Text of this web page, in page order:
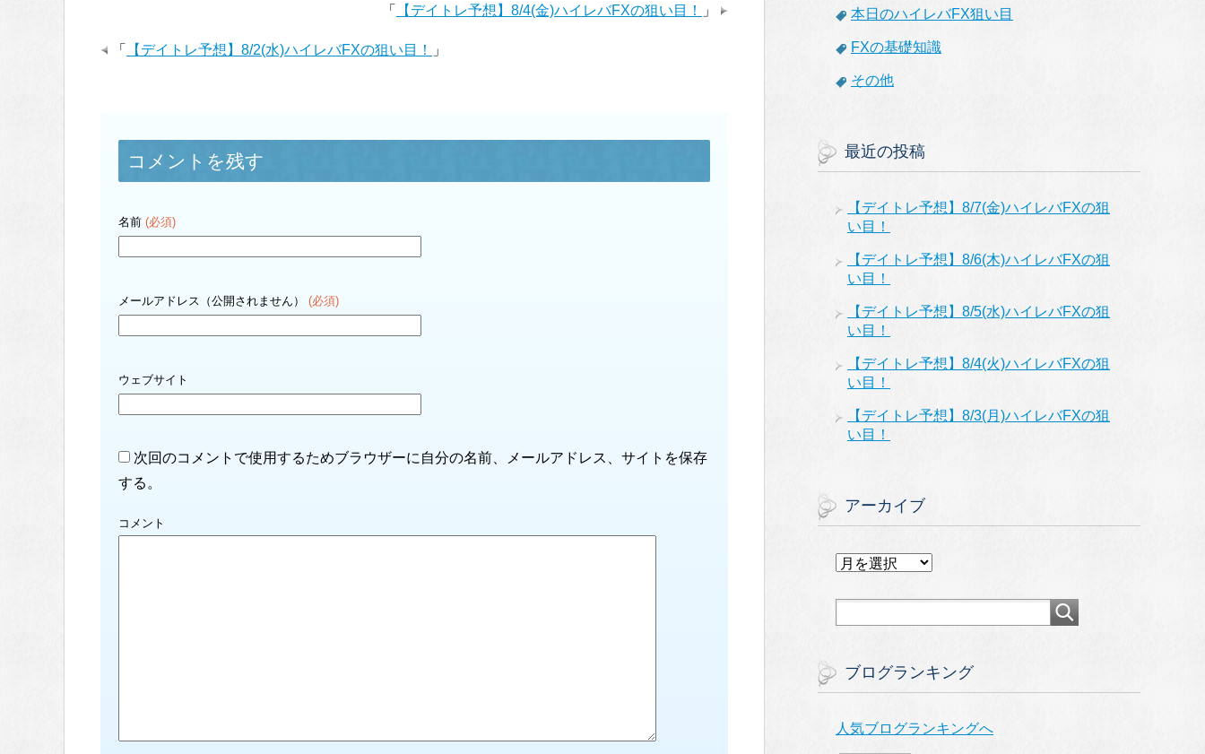
「 【デイトレ予想】8/4(金)ハイレバFXの狙い目！ 」
「 【デイトレ予想】8/2(水)ハイレバFXの狙い目！ 」
コメントを残す
名前 (必須)
メールアドレス（公開されません） (必須)
ウェブサイト
次回のコメントで使用するためブラウザーに自分の名前、メールアドレス、サイトを保存
する。
コメント
本日のハイレバFX狙い目
FXの基礎知識
その他
最近の投稿
【デイトレ予想】8/7(金)ハイレバFXの狙
い目！
【デイトレ予想】8/6(木)ハイレバFXの狙
い目！
【デイトレ予想】8/5(水)ハイレバFXの狙
い目！
【デイトレ予想】8/4(火)ハイレバFXの狙
い目！
【デイトレ予想】8/3(月)ハイレバFXの狙
い目！
アーカイブ
ア
カ
ブログランキング
人気ブログランキングへ